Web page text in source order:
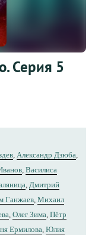
Серия 5
Александр Дзюба
Василиса
Дмитрий
Ганжаев Михаил
Олег Зима Пётр
Ермилова Юлия